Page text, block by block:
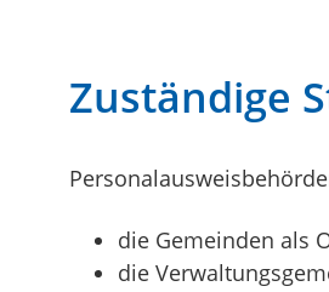
Zuständige
die Gemeinden als
die